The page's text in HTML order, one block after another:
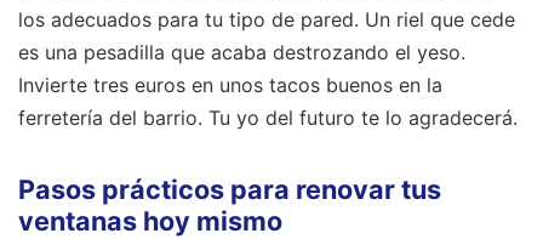
los adecuados para tu tipo de pared. Un riel que cede
es una pesadilla que acaba destrozando el yeso.
Invierte tres euros en unos tacos buenos en la
ferretería del barrio. Tu yo del futuro te lo agradecerá.
Pasos prácticos para renovar tus
ventanas hoy mismo